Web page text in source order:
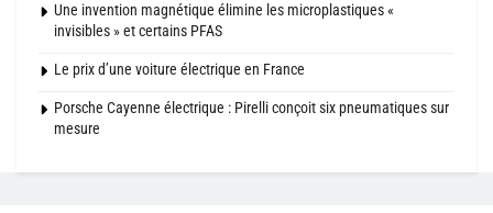
Une invention magnétique élimine les microplastiques «
invisibles » et certains PFAS
Le prix d’une voiture électrique en France
Porsche Cayenne électrique : Pirelli conçoit six pneumatiques sur
mesure